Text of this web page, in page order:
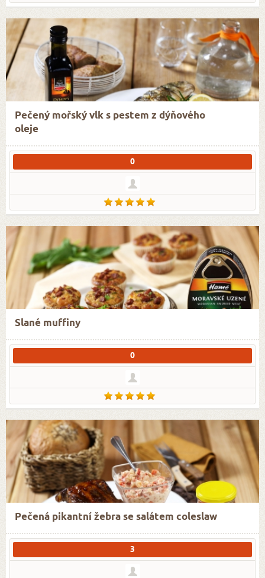
Pečený mořský vlk s pestem z dýňového
oleje
0
Slané muffiny
0
Pečená pikantní žebra se salátem coleslaw
3